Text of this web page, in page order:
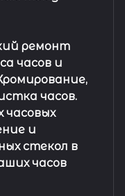
ремонт
часов и
часов.
и
стекол в
часов